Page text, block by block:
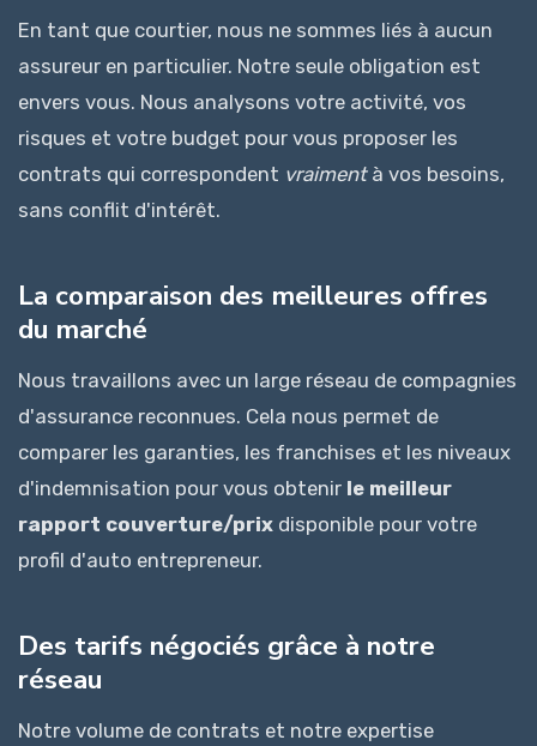
En tant que courtier, nous ne sommes liés à aucun
assureur en particulier. Notre seule obligation est
envers vous. Nous analysons votre activité, vos
risques et votre budget pour vous proposer les
contrats qui correspondent vraimentà vos besoins,
sans conflit d'intérêt.
La comparaison des meilleures offres
du marché
Nous travaillons avec un large réseau de compagnies
d'assurance reconnues. Cela nous permet de
comparer les garanties, les franchises et les niveaux
d'indemnisation pour vous obtenir le meilleur
rapport couverture/prix disponible pour votre
profil d'auto entrepreneur.
Des tarifs négociés grâce à notre
réseau
Notre volume de contrats et notre expertise